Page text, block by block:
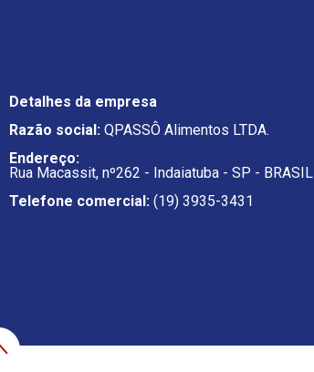
Detalhes da empresa
Razão social: QPASSÔ Alimentos LTDA.
Endereço:
Rua Macassit, nº262 - Indaiatuba - SP - BRASIL
Telefone comercial: (19) 3935-3431